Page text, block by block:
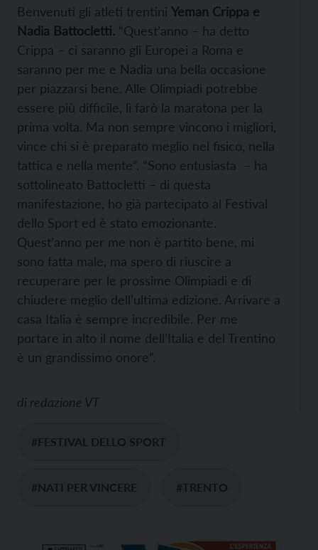
Benvenuti gli atleti trentini Yeman Crippa e
Nadia Battocletti. “Quest’anno – ha detto
Crippa – ci saranno gli Europei a Roma e
saranno per me e Nadia una bella occasione
per piazzarsi bene. Alle Olimpiadi potrebbe
essere più difficile, lì farò la maratona per la
prima volta. Ma non sempre vincono i migliori,
vince chi si è preparato meglio nel fisico, nella
tattica e nella mente”. “Sono entusiasta – ha
sottolineato Battocletti – di questa
manifestazione, ho già partecipato al Festival
dello Sport ed è stato emozionante.
Quest’anno per me non è partito bene, mi
sono fatta male, ma spero di riuscire a
recuperare per le prossime Olimpiadi e di
chiudere meglio dell’ultima edizione. Arrivare a
casa Italia è sempre incredibile. Per me
portare in alto il nome dell’Italia e del Trentino
è un grandissimo onore”.
di redazione VT
#FESTIVAL DELLO SPORT
#NATI PER VINCERE #TRENTO